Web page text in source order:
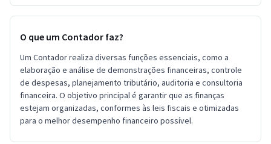
O que um Contador faz?
Um Contador realiza diversas funções essenciais, como a
elaboração e análise de demonstrações financeiras, controle
de despesas, planejamento tributário, auditoria e consultoria
financeira. O objetivo principal é garantir que as finanças
estejam organizadas, conformes às leis fiscais e otimizadas
para o melhor desempenho financeiro possível.